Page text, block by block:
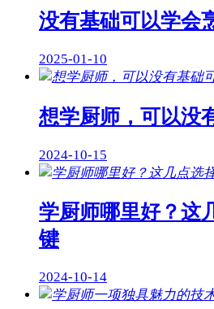
没有基础可以学会
2025-01-10
想学厨师，可以没
2024-10-15
学厨师哪里好？这
键
2024-10-14